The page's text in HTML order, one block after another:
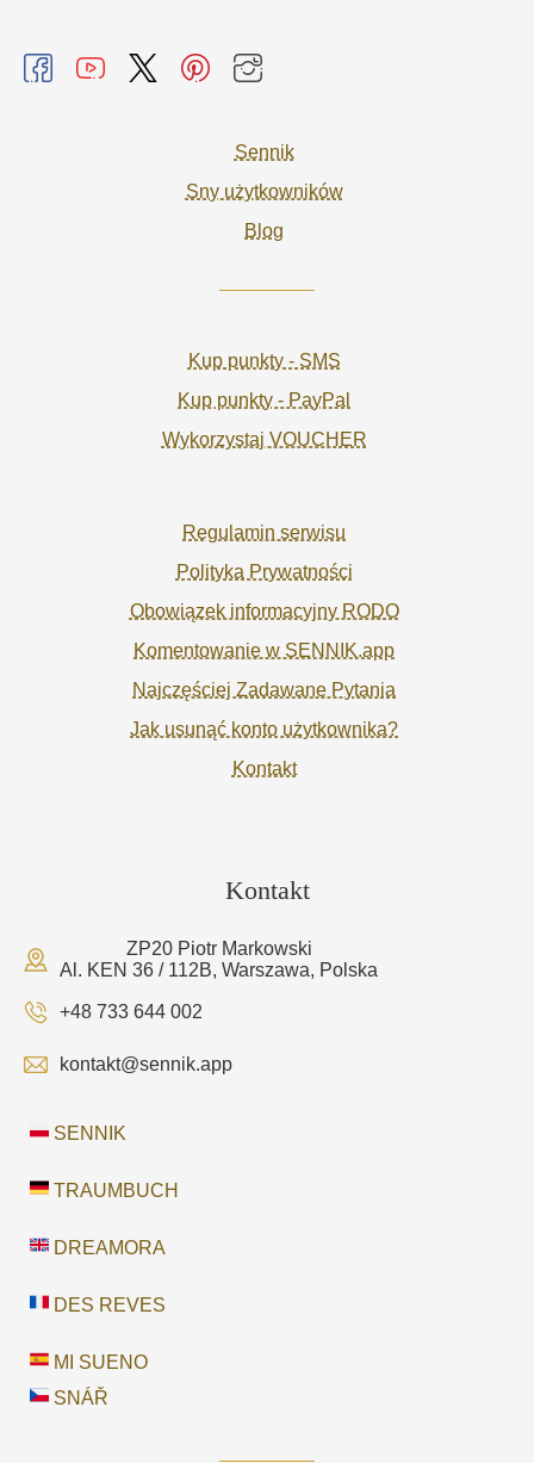
Sennik
Sny użytkowników
Blog
Kup punkty - SMS
Kup punkty - PayPal
Wykorzystaj VOUCHER
Regulamin serwisu
Polityka Prywatności
Obowiązek informacyjny RODO
Komentowanie w SENNIK.app
Najczęściej Zadawane Pytania
Jak usunąć konto użytkownika?
Kontakt
Kontakt
ZP20 Piotr Markowski
Al. KEN 36 / 112B, Warszawa, Polska
+48 733 644 002
kontakt@sennik.app
SENNIK
TRAUMBUCH
DREAMORA
DES REVES
MI SUENO
SNÁŘ